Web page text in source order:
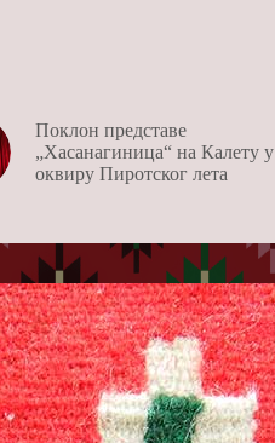
Поклон представе
„Хасанагиница“ на Калету у
оквиру Пиротског лета